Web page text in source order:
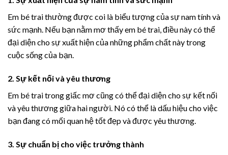
Em bé trai thường được coi là biểu tượng của sự nam tính và
sức mạnh. Nếu bạn nằm mơ thấy em bé trai, điều này có thể
đại diện cho sự xuất hiện của những phẩm chất này trong
cuộc sống của bạn.
2. Sự kết nối và yêu thương
Em bé trai trong giấc mơ cũng có thể đại diện cho sự kết nối
và yêu thương giữa hai người. Nó có thể là dấu hiệu cho việc
bạn đang có mối quan hệ tốt đẹp và được yêu thương.
3. Sự chuẩn bị cho việc trưởng thành